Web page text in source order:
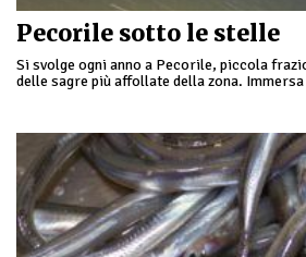
Pecorile sotto le stelle
Si svolge ogni anno a Pecorile, piccola
delle sagre più affollate della zona.